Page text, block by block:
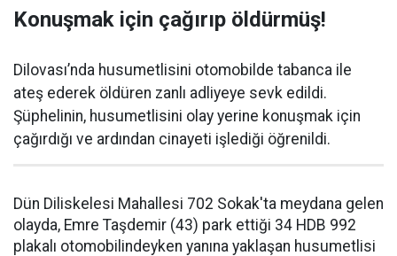
Konuşmak için çağırıp öldürmüş!
Dilovası’nda husumetlisini otomobilde tabanca ile
ateş ederek öldüren zanlı adliyeye sevk edildi.
Şüphelinin, husumetlisini olay yerine konuşmak için
çağırdığı ve ardından cinayeti işlediği öğrenildi.
Dün Diliskelesi Mahallesi 702 Sokak'ta meydana gelen
olayda, Emre Taşdemir (43) park ettiği 34 HDB 992
plakalı otomobilindeyken yanına yaklaşan husumetlisi